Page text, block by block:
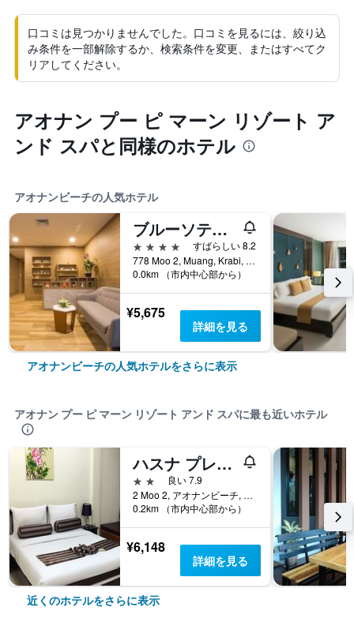
口コミは見つかりませんでした。口コミを見るには、絞り込
み条件を一部解除するか、検索条件を変更、またはすべてク
リアしてください。
アオナン プー ピ マーン リゾート ア
ンド スパと同様のホテル
アオナンビーチの人気ホテル
ブルーソテル・クラビ・アオ・ナン・ビーチ
4つ星
すばらしい 8.2
778 Moo 2, Muang, Krabi, アオナンビーチ, タイ
0.0km （市内中心部から）
¥5,675
詳細を見る
アオナンビーチの人気ホテルをさらに表示
アオナン プー ピ マーン リゾート アンド スパに最も近いホテル
ハスナ プレイス
2つ星
良い 7.9
2 Moo 2, アオナンビーチ, タイ
0.2km （市内中心部から）
¥6,148
詳細を見る
近くのホテルをさらに表示